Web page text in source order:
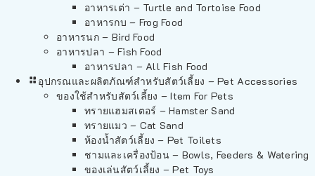
อาหารเต่า – Turtle and Tortoise Food
อาหารกบ – Frog Food
อาหารนก – Bird Food
อาหารปลา – Fish Food
อาหารปลา – All Fish Food
อุปกรณและผลิตภัณฑ์สำหรับสัตว์เลี้ยง – Pet Accessories
ของใช้สำหรับสัตว์เลี้ยง – Item For Pets
ทรายแฮมสเตอร์ – Hamster Sand
ทรายแมว – Cat Sand
ห้องน้ำสัตว์เลี้ยง – Pet Toilets
ชามและเครื่องป้อน – Bowls, Feeders & Watering
ของเล่นสัตว์เลี้ยง – Pet Toys